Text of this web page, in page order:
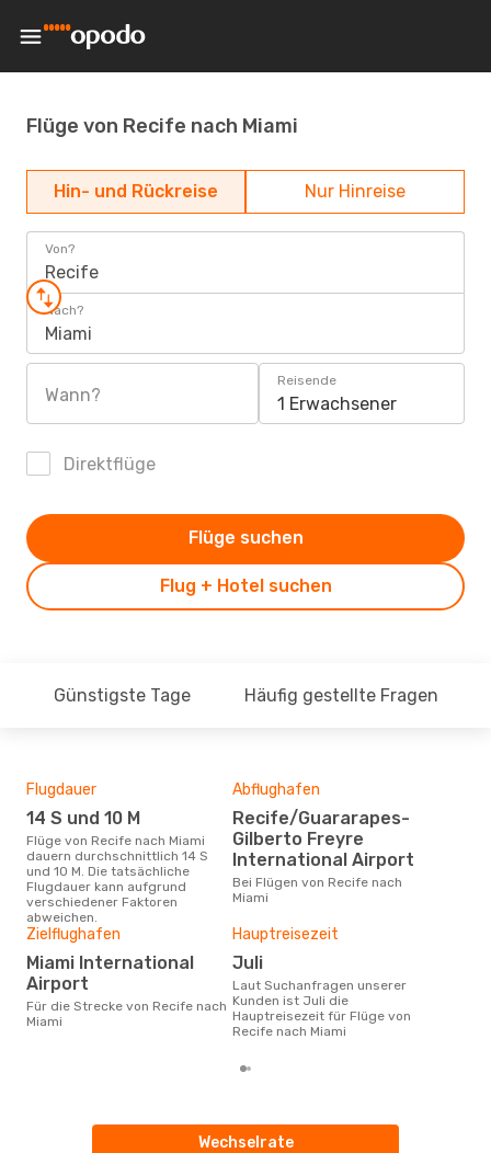
Flüge von Recife nach Miami
Hin- und Rückreise Nur Hinreise
Von?
Recife
Nach?
Miami
Wann?
Reisende
1 Erwachsener
Direktflüge
Flug + Hotel suchen
Flüge suchen
Günstigste Tage Häufig gestellte Fragen
Flugdauer
14 S und 10 M
Flüge von Recife nach Miami
dauern durchschnittlich 14 S
und 10 M. Die tatsächliche
Flugdauer kann aufgrund
verschiedener Faktoren
abweichen.
Abflughafen
Recife/Guararapes-
Gilberto Freyre
International Airport
Bei Flügen von Recife nach
Miami
Zielflughafen
Miami International
Airport
Für die Strecke von Recife nach
Miami
Hauptreisezeit
Juli
Laut Suchanfragen unserer
Kunden ist Juli die
Hauptreisezeit für Flüge von
Recife nach Miami
Wechselrate